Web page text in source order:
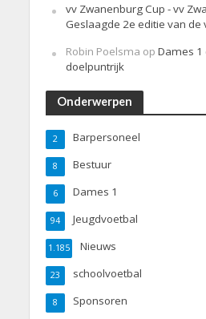
vv Zwanenburg Cup - vv
Geslaagde 2e editie van de
Robin Poelsma op Dames 1
doelpuntrijk
Onderwerpen
Barpersoneel
2
Bestuur
8
Dames 1
6
Jeugdvoetbal
94
Nieuws
1.185
schoolvoetbal
23
Sponsoren
8